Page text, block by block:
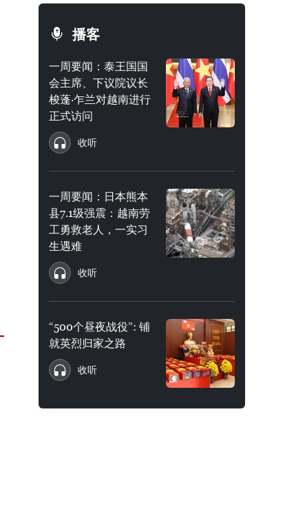
播客
一周要闻：泰王国国
会主席、下议院议长
梭蓬·乍兰对越南进行
正式访问
收听
一周要闻：日本熊本
县7.1级强震：越南劳
工勇救老人，一实习
生遇难
收听
“500个昼夜战役”: 铺
就英烈归家之路
收听